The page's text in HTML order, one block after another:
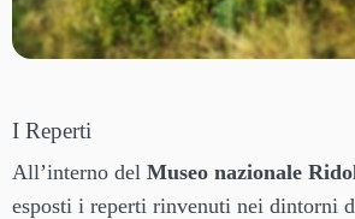
I Reperti
All’interno del Museo nazionale
esposti i reperti rinvenuti nei dintorni